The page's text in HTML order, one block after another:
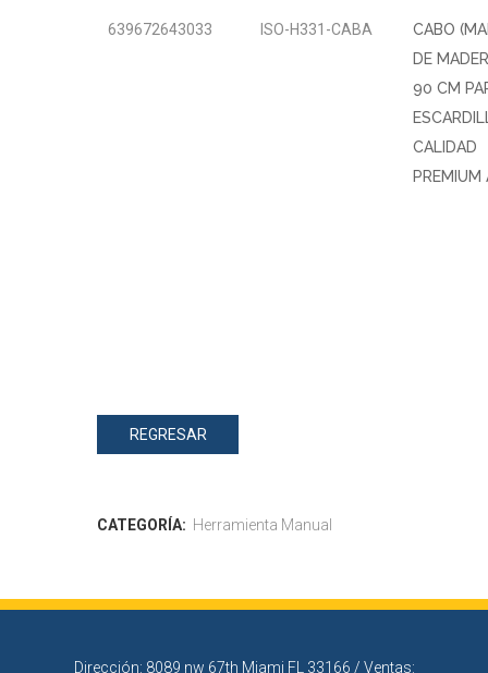
639672643033 ISO-H331-CABA
CABO
DE
90 CM
CALIDAD
PREMIUM
REGRESAR
CATEGORÍA: Herramienta Manual
Dirección: 8089 nw 67th Miami FL 33166 / Ventas: